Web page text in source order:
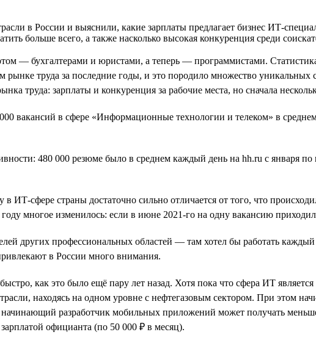
в России и выяснили, какие зарплаты предлагает бизнес ИТ-
больше всего, а также насколько высокая конкуренция среди
— бухгалтерами и юристами, а теперь — программистами.
рынке труда за последние годы, и это породило множество
труда: зарплаты и конкуренция за рабочие места, но сначала
вакансий в сфере «Информационные технологии и телеком» в
480 000 резюме было в среднем каждый день на hh.ru с января
ИТ-сфере страны достаточно сильно отличается от того, что
многое изменилось: если в июне 2021-го на одну вакансию
других профессиональных областей — там хотел бы работать
в России много внимания.
как это было ещё пару лет назад. Хотя пока что сфера ИТ
находясь на одном уровне с нефтегазовым сектором. При этом
разработчик мобильных приложений может получать
официанта (по 50 000 ₽ в месяц).